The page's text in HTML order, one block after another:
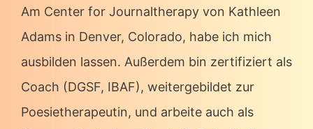
Am Center for Journaltherapy von Kathleen
Adams in Denver, Colorado, habe ich mich
ausbilden lassen. Außerdem bin zertifiziert als
Coach (DGSF, IBAF), weitergebildet zur
Poesietherapeutin, und arbeite auch als